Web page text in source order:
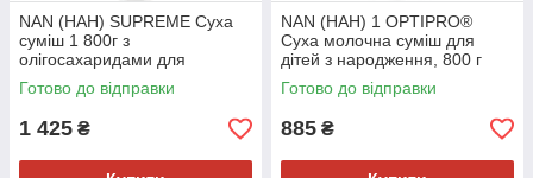
NAN (НАН) SUPREME Суха
суміш 1 800г з
олігосахаридами для
харчування дітей з
народження.
Готово до відправки
1 425 ₴
NAN (НАН) 1 OPTIPRO®
Суха молочна суміш для
дітей з народження, 800 г
Готово до відправки
885 ₴